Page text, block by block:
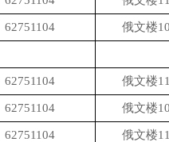
62751104 俄文楼
62751104 俄文楼
62751104 俄文楼
62751104 俄文楼